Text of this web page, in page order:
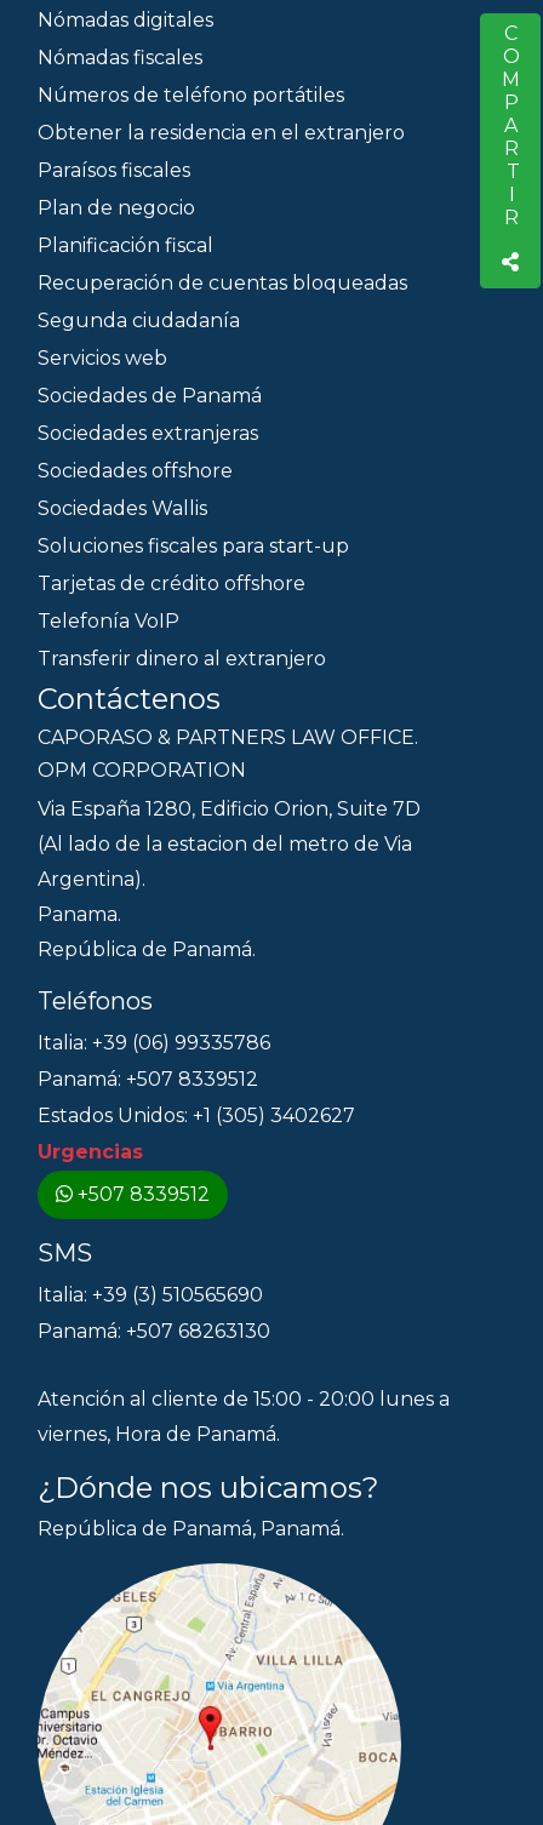
COMPARTIR
Nómadas digitales
Nómadas fiscales
Números de teléfono portátiles
Obtener la residencia en el extranjero
Paraísos fiscales
Plan de negocio
Planificación fiscal
Recuperación de cuentas bloqueadas
Segunda ciudadanía
Servicios web
Sociedades de Panamá
Sociedades extranjeras
Sociedades offshore
Sociedades Wallis
Soluciones fiscales para start-up
Tarjetas de crédito offshore
Telefonía VoIP
Transferir dinero al extranjero
Contáctenos
CAPORASO & PARTNERS LAW OFFICE.
OPM CORPORATION
Via España 1280, Edificio Orion, Suite 7D
(Al lado de la estacion del metro de Via
Argentina).
Panama.
República de Panamá.
Teléfonos
Italia: +39 (06) 99335786
Panamá: +507 8339512
Estados Unidos: +1 (305) 3402627
Urgencias
+507 8339512
SMS
Italia: +39 (3) 510565690
Panamá: +507 68263130
Atención al cliente de 15:00 - 20:00 lunes a
viernes, Hora de Panamá.
¿Dónde nos ubicamos?
República de Panamá, Panamá.